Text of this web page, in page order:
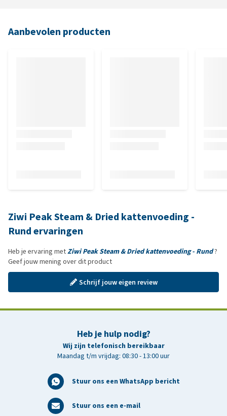
Aanbevolen producten
Ziwi Peak Steam & Dried kattenvoeding -
Rund ervaringen
Heb je ervaring metZiwi Peak Steam & Dried kattenvoeding - Rund?
Geef jouw mening over dit product
Schrijf jouw eigen review
Heb je hulp nodig?
Wij zijn telefonisch bereikbaar
Maandag t/m vrijdag: 08:30 - 13:00 uur
Stuur ons een WhatsApp bericht
Stuur ons een e-mail